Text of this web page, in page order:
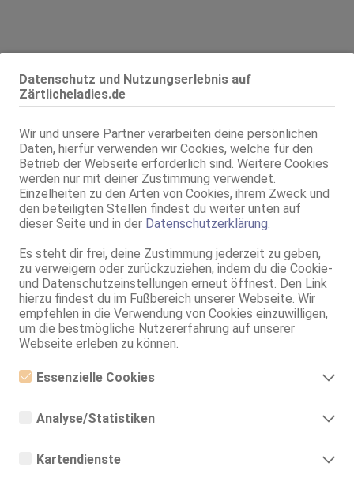
Datenschutz und Nutzungserlebnis auf
Zärtlicheladies.de
Wir und unsere Partner verarbeiten deine persönlichen
Daten, hierfür verwenden wir Cookies, welche für den
Betrieb der Webseite erforderlich sind. Weitere Cookies
werden nur mit deiner Zustimmung verwendet.
Einzelheiten zu den Arten von Cookies, ihrem Zweck und
den beteiligten Stellen findest du weiter unten auf
dieser Seite und in der Datenschutzerklärung.
Es steht dir frei, deine Zustimmung jederzeit zu geben,
zu verweigern oder zurückzuziehen, indem du die Cookie-
und Datenschutzeinstellungen erneut öffnest. Den Link
hierzu findest du im Fußbereich unserer Webseite. Wir
empfehlen in die Verwendung von Cookies einzuwilligen,
um die bestmögliche Nutzererfahrung auf unserer
Webseite erleben zu können.
Essenzielle Cookies
Essenzielle Cookies sind alle notwendigen Cookies, die für den
ermöglicht werden. Die Webseite kann ohne diese Cookies nicht
Analyse/Statistiken
Analyse- bzw. Statistikcookies sind Cookies, die der Analyse der
Zugriffsstatistiken dienen. Sie helfen den Webseiten-Besitzern zu
Kartendienste
Geschlecht: weiblich
Körpergröße: 157 cm
Oberweite: 75 B
Typ: asiatisch
KF: 32/34
Gewicht: 45 kg
Schuhgröße: 35
Intimbereich: total rasiert
Haare: schwarz, rückenlang
Augen: braun
Haut: hell
Körperschmuck:
Sonstiges: Nichtraucher
Verkehr: